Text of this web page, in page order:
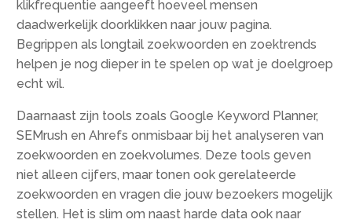
klikfrequentie aangeeft hoeveel mensen
daadwerkelijk doorklikken naar jouw pagina.
Begrippen als longtail zoekwoorden en zoektrends
helpen je nog dieper in te spelen op wat je doelgroep
echt wil.
Daarnaast zijn tools zoals Google Keyword Planner,
SEMrush en Ahrefs onmisbaar bij het analyseren van
zoekwoorden en zoekvolumes. Deze tools geven
niet alleen cijfers, maar tonen ook gerelateerde
zoekwoorden en vragen die jouw bezoekers mogelijk
stellen. Het is slim om naast harde data ook naar